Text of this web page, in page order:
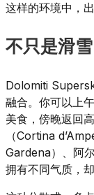
这样的环境中，
不只是滑
Dolomiti
融合。你可以上
美食，傍晚返回
（Cortina
Gardena）、阿
拥有不同气质，却